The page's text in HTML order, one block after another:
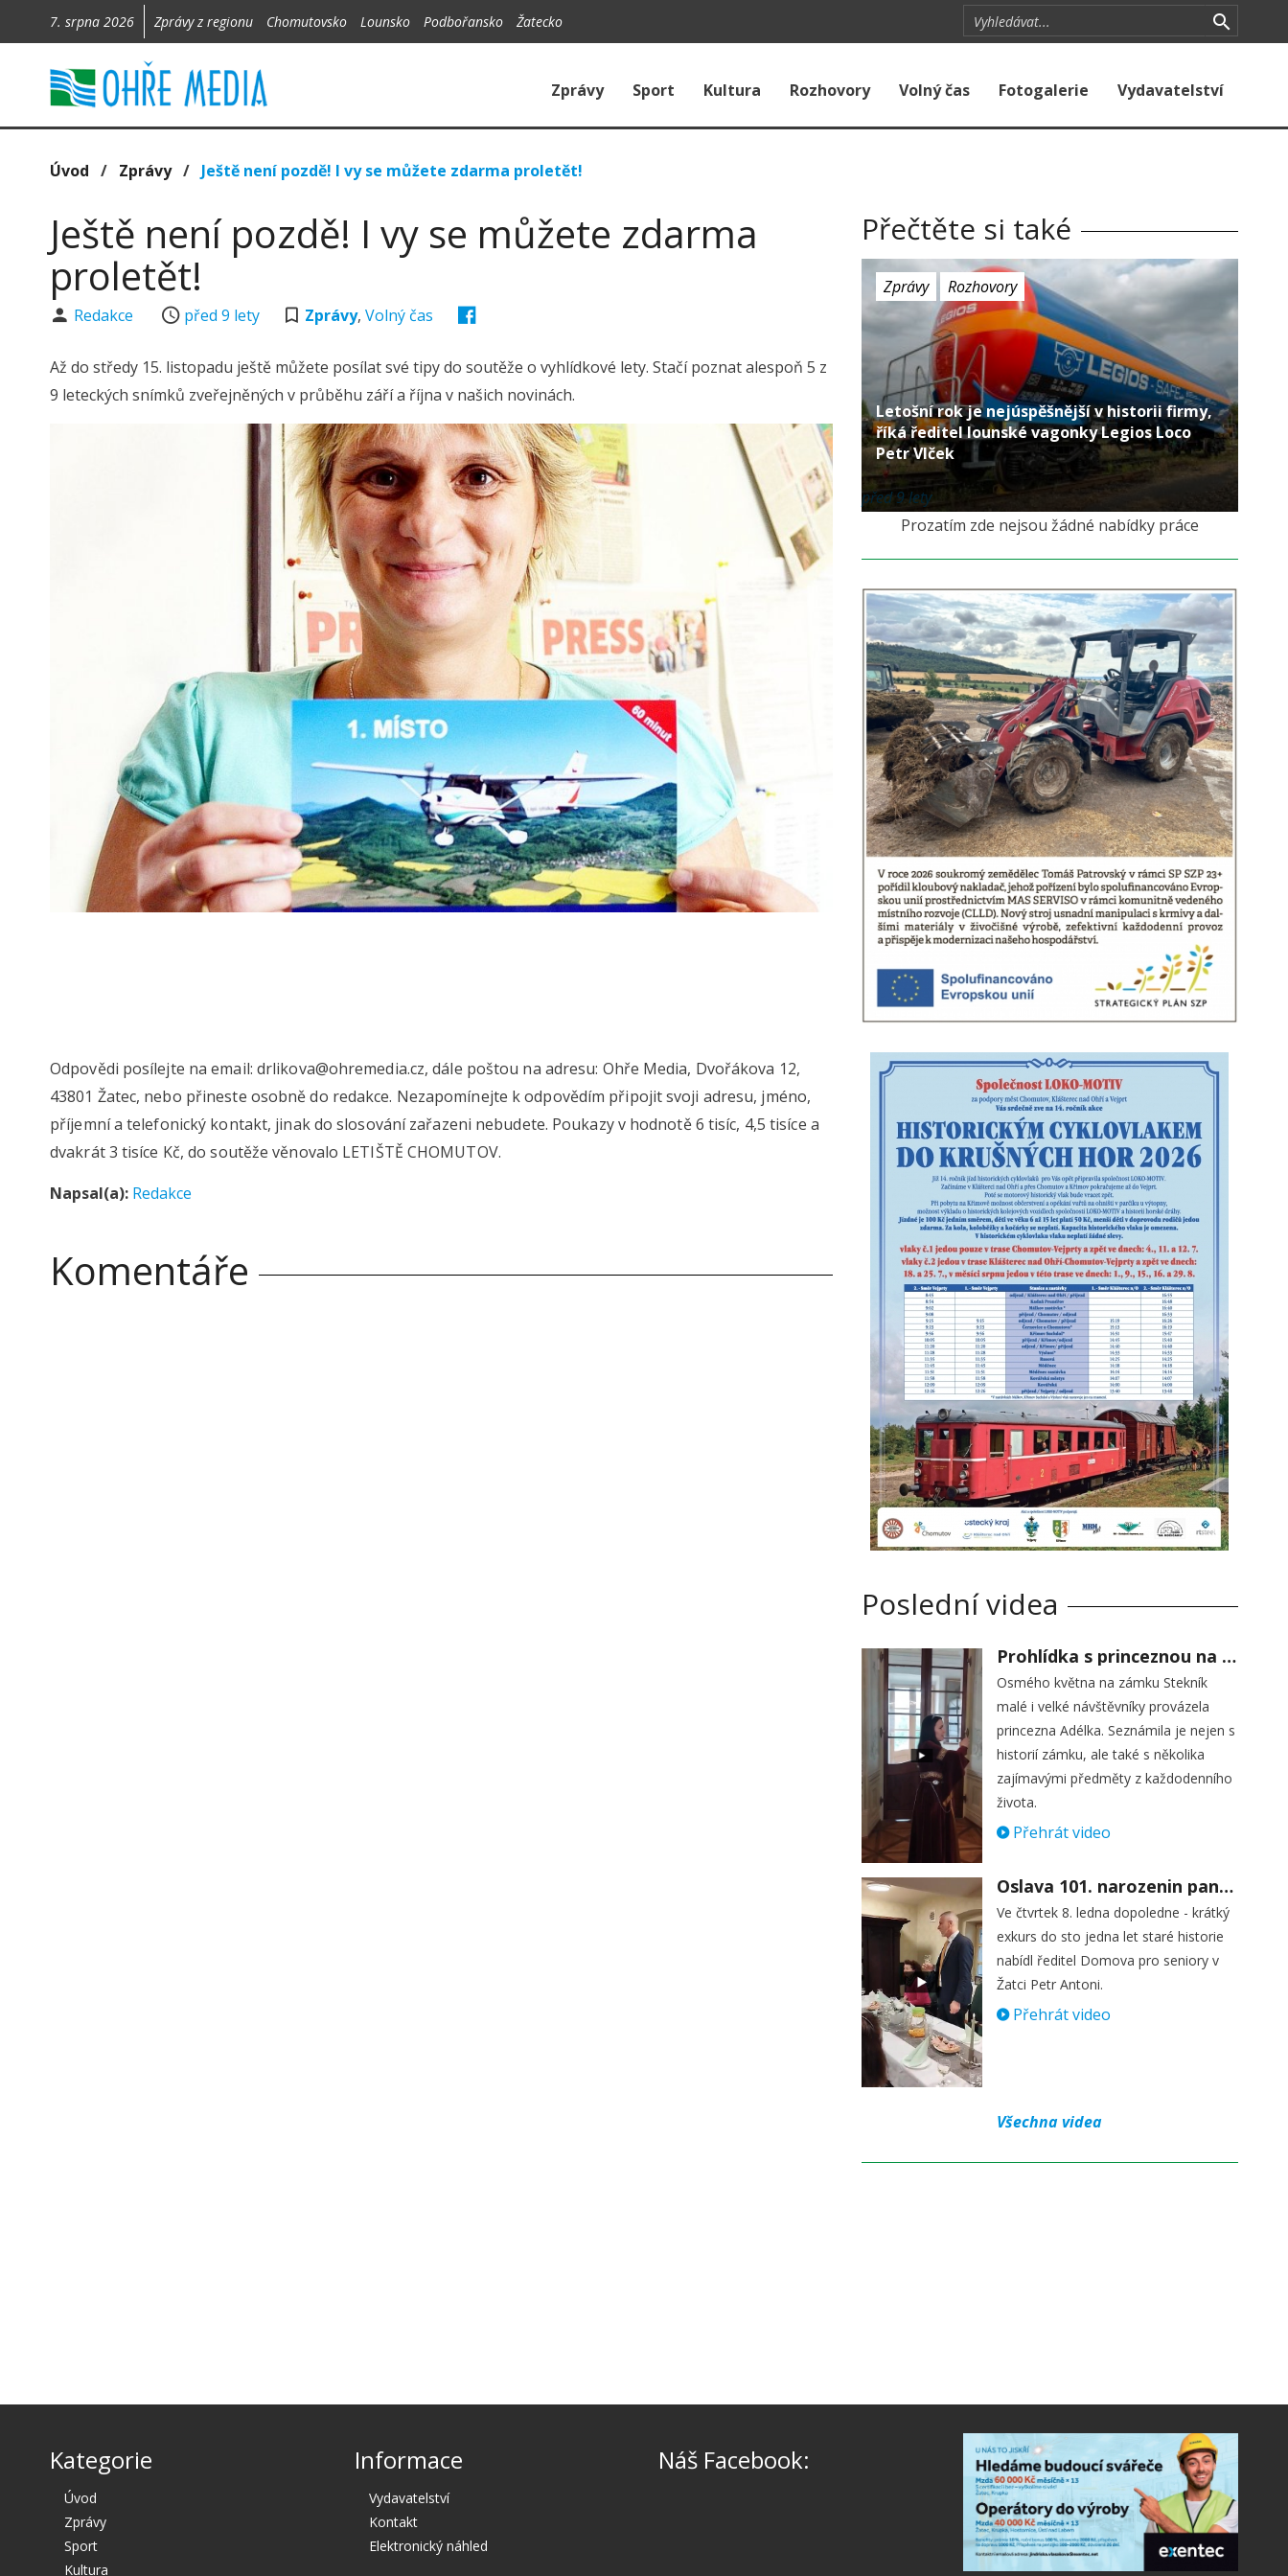
7. srpna 2026 Zprávy z regionu Chomutovsko Lounsko Podbořansko Žatecko
Zprávy Sport Kultura Rozhovory Volný čas Fotogalerie Vydavatelství
Úvod / Zprávy/ Ještě není pozdě! I vy se můžete zdarma proletět!
Ještě není pozdě! I vy se můžete zdarma
proletět!
Redakce před 9 lety Zprávy,Volný čas
Až do středy 15. listopadu ještě můžete posílat své tipy do soutěže o vyhlídkové lety. Stačí poznat alespoň 5 z
9 leteckých snímků zveřejněných v průběhu září a října v našich novinách.
Odpovědi posílejte na email: drlikova@ohremedia.cz, dále poštou na adresu: Ohře Media, Dvořákova 12,
43801 Žatec, nebo přineste osobně do redakce. Nezapomínejte k odpovědím připojit svoji adresu, jméno,
příjemní a telefonický kontakt, jinak do slosování zařazeni nebudete. Poukazy v hodnotě 6 tisíc, 4,5 tisíce a
dvakrát 3 tisíce Kč, do soutěže věnovalo LETIŠTĚ CHOMUTOV.
Napsal(a): Redakce
Komentáře
Přečtěte si také
Zprávy Rozhovory
Letošní rok je nejúspěšnější v historii firmy,
říká ředitel lounské vagonky Legios Loco
Petr Vlček
před 9 lety
Prozatím zde nejsou žádné nabídky práce
Poslední videa
Prohlídka s princeznou na zámku Stekník
Osmého května na zámku Stekník
malé i velké návštěvníky provázela
princezna Adélka. Seznámila je nejen s
historií zámku, ale také s několika
zajímavými předměty z každodenního
života.
Přehrát video
Oslava 101. narozenin paní Věry Skořepové
Ve čtvrtek 8. ledna dopoledne - krátký
exkurs do sto jedna let staré historie
nabídl ředitel Domova pro seniory v
Žatci Petr Antoni.
Přehrát video
Všechna videa
Kategorie
Úvod
Zprávy
Sport
Kultura
Informace
Vydavatelství
Kontakt
Elektronický náhled
Náš Facebook: